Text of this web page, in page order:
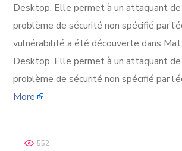
Desktop. Elle permet à un attaquant de
problème de sécurité non spécifié par
vulnérabilité a été découverte dans
Desktop. Elle permet à un attaquant de
problème de sécurité non spécifié par
More
552